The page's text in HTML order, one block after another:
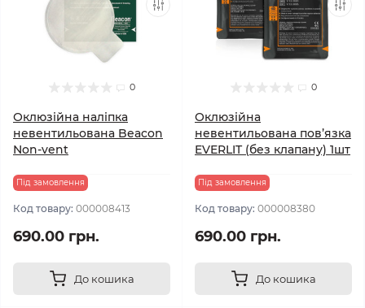
0
Оклюзійна наліпка
невентильована Beacon
Non-vent
Під замовлення
Код товару: 000008413
690.00 грн.
До кошика
0
Оклюзійна
невентильована пов’язка
EVERLIT (без клапану) 1шт
Під замовлення
Код товару: 000008380
690.00 грн.
До кошика